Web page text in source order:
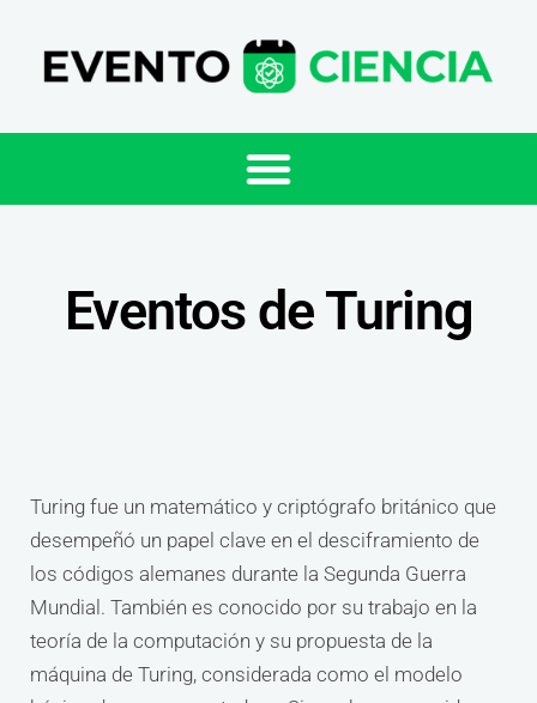
Eventos de Turing
Turing fue un matemático y criptógrafo británico que
desempeñó un papel clave en el desciframiento de
los códigos alemanes durante la Segunda Guerra
Mundial. También es conocido por su trabajo en la
teoría de la computación y su propuesta de la
máquina de Turing, considerada como el modelo